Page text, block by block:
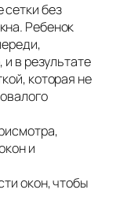
без
Ребенок
и в результате
которая не
и
окон, чтобы